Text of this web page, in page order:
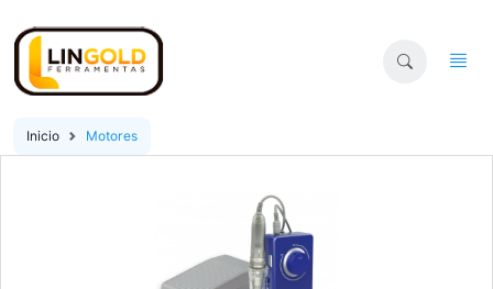
Inicio Motores